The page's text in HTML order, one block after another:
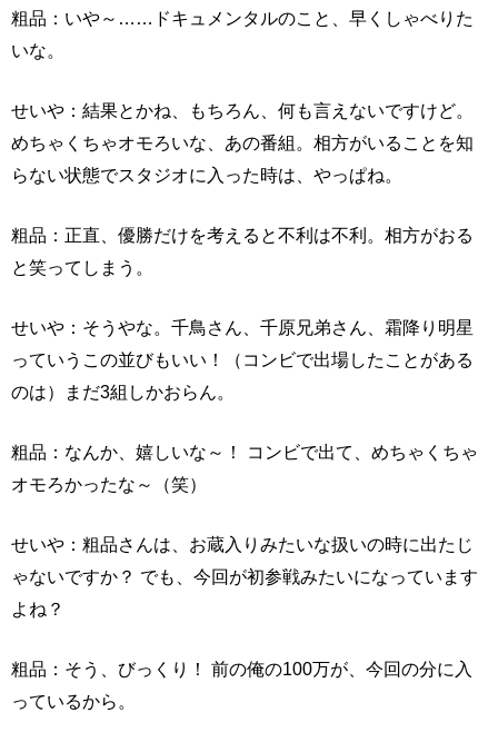
粗品：いや～……ドキュメンタルのこと、早くしゃべりた
いな。
せいや：結果とかね、もちろん、何も言えないですけど。
めちゃくちゃオモろいな、あの番組。相方がいることを知
らない状態でスタジオに入った時は、やっぱね。
粗品：正直、優勝だけを考えると不利は不利。相方がおる
と笑ってしまう。
せいや：そうやな。千鳥さん、千原兄弟さん、霜降り明星
っていうこの並びもいい！（コンビで出場したことがある
のは）まだ3組しかおらん。
粗品：なんか、嬉しいな～！ コンビで出て、めちゃくちゃ
オモろかったな～（笑）
せいや：粗品さんは、お蔵入りみたいな扱いの時に出たじ
ゃないですか？ でも、今回が初参戦みたいになっています
よね？
粗品：そう、びっくり！ 前の俺の100万が、今回の分に入
っているから。